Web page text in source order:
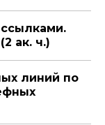
ак. ч.)
линий по